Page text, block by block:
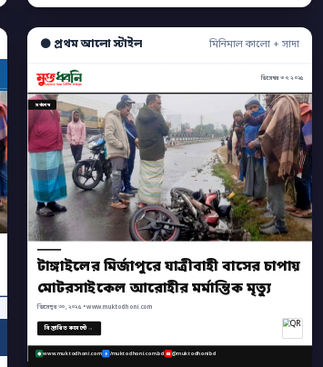
⚫ প্রথম আলো স্টাইল মিনিমাল কালো + সাদা
ডিসেম্বর ৩০, ২০২৫
সর্বশেষ
টাঙ্গাইলের মির্জাপুরে যাত্রীবাহী বাসের চাপায়
মোটরসাইকেল আরোহীর মর্মান্তিক মৃত্যু
ডিসেম্বর ৩০, ২০২৫ • www.muktodhoni.com
বিস্তারিত কমেন্টে →
www.muktodhoni.com /muktodhoni.com.bd @muktodhonibd